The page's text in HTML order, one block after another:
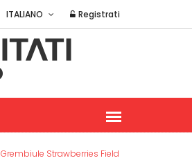
ITALIANO Registrati
Grembiule Strawberries Field